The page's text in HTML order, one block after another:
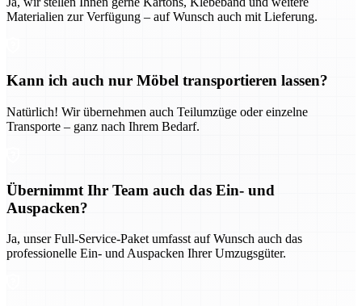
Materialien zur Verfügung – auf Wunsch auch mit Lieferung.
Kann ich auch nur Möbel transportieren lassen?
Natürlich! Wir übernehmen auch Teilumzüge oder einzelne
Transporte – ganz nach Ihrem Bedarf.
Übernimmt Ihr Team auch das Ein- und
Auspacken?
Ja, unser Full-Service-Paket umfasst auf Wunsch auch das
professionelle Ein- und Auspacken Ihrer Umzugsgüter.